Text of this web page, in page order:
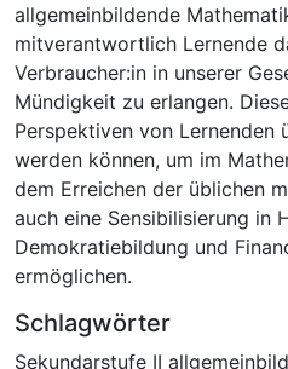
allgemeinbildende
mitverantwortlich Lernende
Verbraucher:in in unserer
Mündigkeit zu erlangen.
Perspektiven von Lernenden
werden können, um im
dem Erreichen der üblichen
auch eine Sensibilisierung in
Demokratiebildung und
ermöglichen.
Schlagwörter
Sekundarstufe II